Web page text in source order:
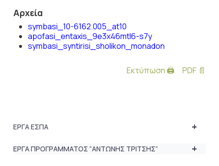
Αρχεία
symbasi_10-6162.005_at10
apofasi_entaxis_9e3x46mtl6-s7y
symbasi_syntirisi_sholikon_monadon
Εκτύπωση 🖨 PDF 📄
+
ΕΡΓΑ ΕΣΠΑ
+
ΕΡΓΑ ΠΡΟΓΡΑΜΜΑΤΟΣ “ΑΝΤΩΝΗΣ ΤΡΙΤΣΗΣ”